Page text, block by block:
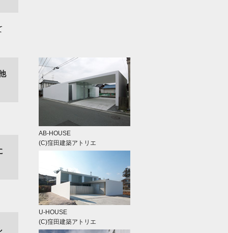
AB-HOUSE
(C)窪田建築アトリエ
U-HOUSE
(C)窪田建築アトリエ